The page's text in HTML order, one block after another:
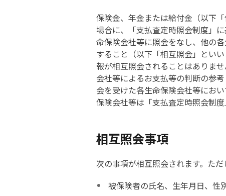
保険金、年金または給付金（以下
場合に、「支払査定時照会制度」
命保険会社等に照会をなし、他の
すること（以下「相互照会」とい
報が相互照会されることはありま
会社等によるお支払等の判断の参
会を受けた各生命保険会社等にお
保険会社等は「支払査定時照会制
相互照会事項
次の事項が相互照会されます。た
被保険者の氏名、生年月日、性